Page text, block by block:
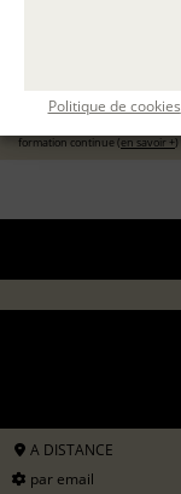
Politique de cookies
formation continue (en savoir +)
A DISTANCE
par email